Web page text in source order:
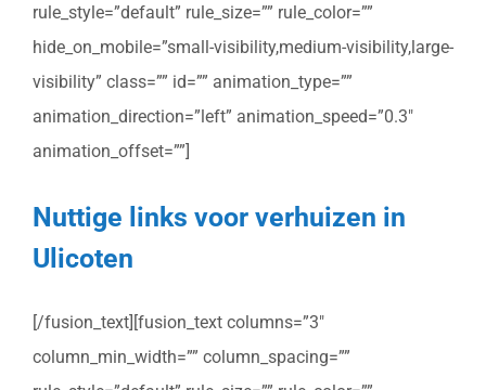
rule_style=”default” rule_size=”” rule_color=””
hide_on_mobile=”small-visibility,medium-visibility,large-
visibility” class=”” id=”” animation_type=””
animation_direction=”left” animation_speed=”0.3″
animation_offset=””]
Nuttige links voor verhuizen in
Ulicoten
[/fusion_text][fusion_text columns=”3″
column_min_width=”” column_spacing=””